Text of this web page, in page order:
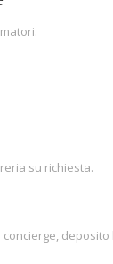
su richiesta.
deposito